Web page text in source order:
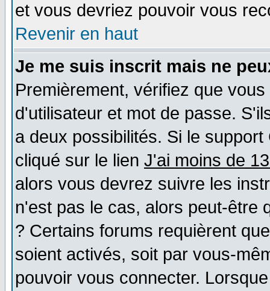
et vous devriez pouvoir vous
Revenir en haut
Je me suis inscrit mais ne
Premièrement, vérifiez que
d'utilisateur et mot de passe.
a deux possibilités. Si le
cliqué sur le lien J'ai moins de
alors vous devrez suivre les
n'est pas le cas, alors peut-être
? Certains forums requièrent
soient activés, soit par vous-
pouvoir vous connecter.